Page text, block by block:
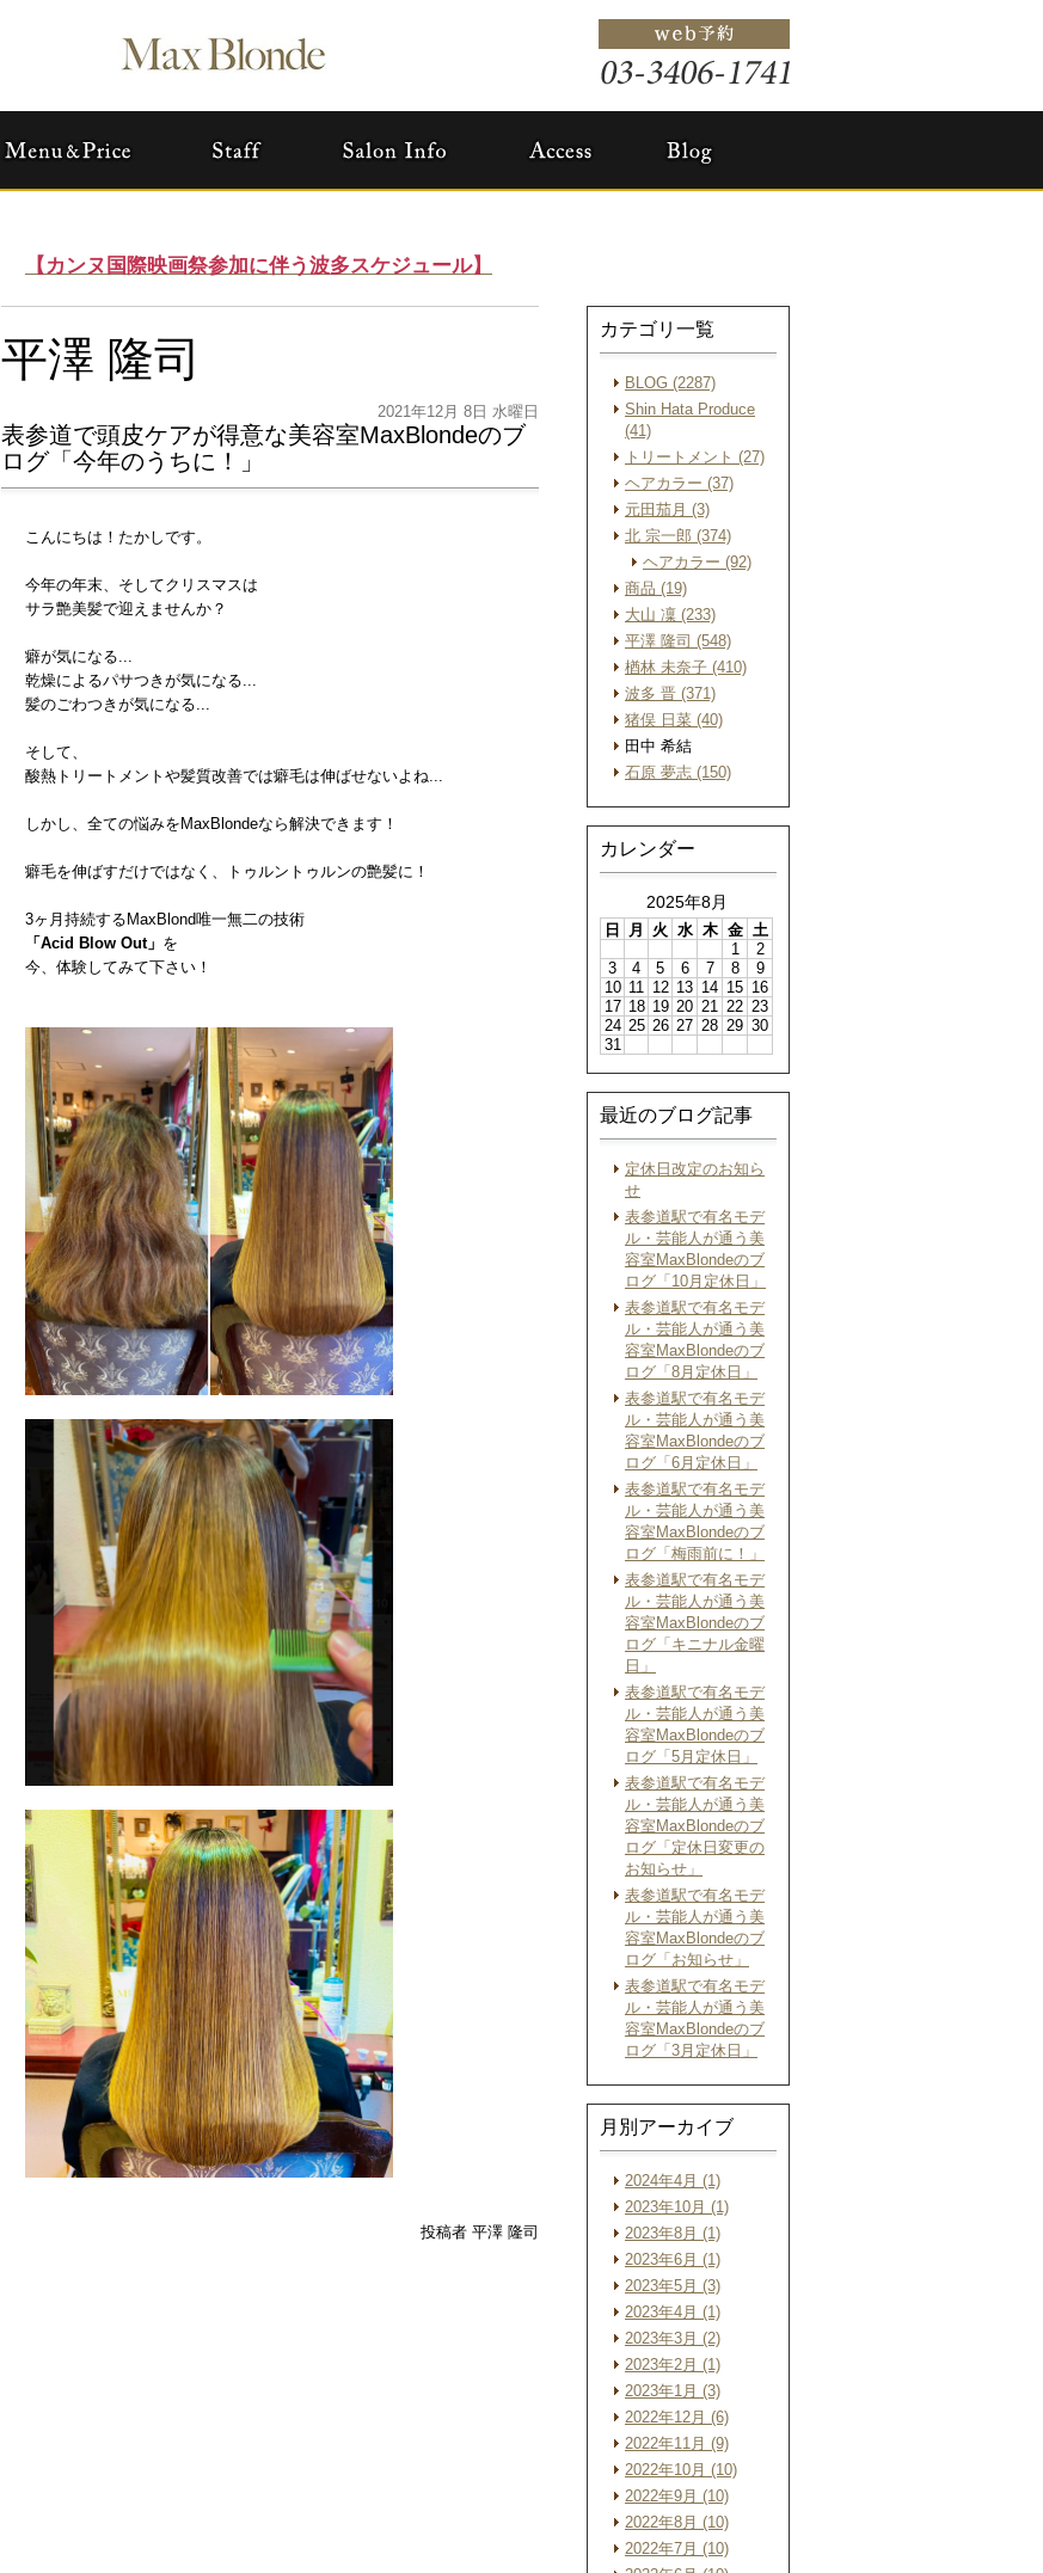
【カンヌ国際映画祭参加に伴う波多スケジュール】
平澤 隆司
2021年12月 8日 水曜日
表参道で頭皮ケアが得意な美容室MaxBlondeのブ
ログ「今年のうちに！」
こんにちは！たかしです。
今年の年末、そしてクリスマスは
サラ艶美髪で迎えませんか？
癖が気になる...
乾燥によるパサつきが気になる...
髪のごわつきが気になる...
そして、
酸熱トリートメントや髪質改善では癖毛は伸ばせないよね...
しかし、全ての悩みをMaxBlondeなら解決できます！
癖毛を伸ばすだけではなく、トゥルントゥルンの艶髪に！
3ヶ月持続するMaxBlond唯一無二の技術
「Acid Blow Out」 を
今、体験してみて下さい！
投稿者 平澤 隆司
カテゴリ一覧
BLOG (2287)
Shin Hata Produce
(41)
トリートメント (27)
ヘアカラー (37)
元田茄月 (3)
北 宗一郎 (374)
ヘアカラー (92)
商品 (19)
大山 凜 (233)
平澤 隆司 (548)
楢林 未奈子 (410)
波多 晋 (371)
猪俣 日菜 (40)
田中 希結
石原 夢志 (150)
カレンダー
2025年8月
日 月 火 水 木 金 土
1
2
3
4 5 6 7 8
9
10 11 12 13 14 15 16
17 18 19 20 21 22 23
24 25 26 27 28 29 30
31
最近のブログ記事
定休日改定のお知ら
せ
表参道駅で有名モデ
ル・芸能人が通う美
容室MaxBlondeのブ
ログ「10月定休日」
表参道駅で有名モデ
ル・芸能人が通う美
容室MaxBlondeのブ
ログ「8月定休日」
表参道駅で有名モデ
ル・芸能人が通う美
容室MaxBlondeのブ
ログ「6月定休日」
表参道駅で有名モデ
ル・芸能人が通う美
容室MaxBlondeのブ
ログ「梅雨前に！」
表参道駅で有名モデ
ル・芸能人が通う美
容室MaxBlondeのブ
ログ「キニナル金曜
日」
表参道駅で有名モデ
ル・芸能人が通う美
容室MaxBlondeのブ
ログ「5月定休日」
表参道駅で有名モデ
ル・芸能人が通う美
容室MaxBlondeのブ
ログ「定休日変更の
お知らせ」
表参道駅で有名モデ
ル・芸能人が通う美
容室MaxBlondeのブ
ログ「お知らせ」
表参道駅で有名モデ
ル・芸能人が通う美
容室MaxBlondeのブ
ログ「3月定休日」
月別アーカイブ
2024年4月 (1)
2023年10月 (1)
2023年8月 (1)
2023年6月 (1)
2023年5月 (3)
2023年4月 (1)
2023年3月 (2)
2023年2月 (1)
2023年1月 (3)
2022年12月 (6)
2022年11月 (9)
2022年10月 (10)
2022年9月 (10)
2022年8月 (10)
2022年7月 (10)